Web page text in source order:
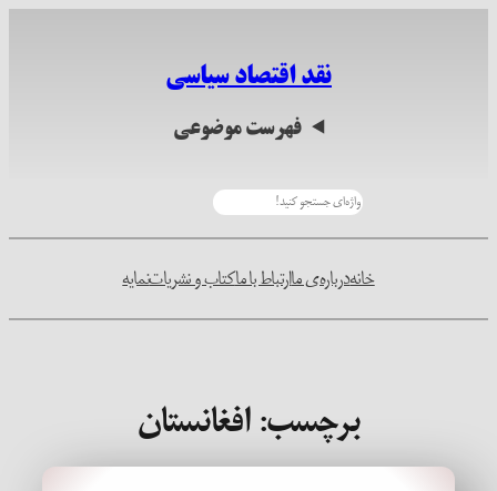
نقد اقتصاد سیاسی
فهرست موضوعی
خانهدرباره‌ی ماارتباط با ماکتاب و نشریاتنمایه
برچسب:افغانستان